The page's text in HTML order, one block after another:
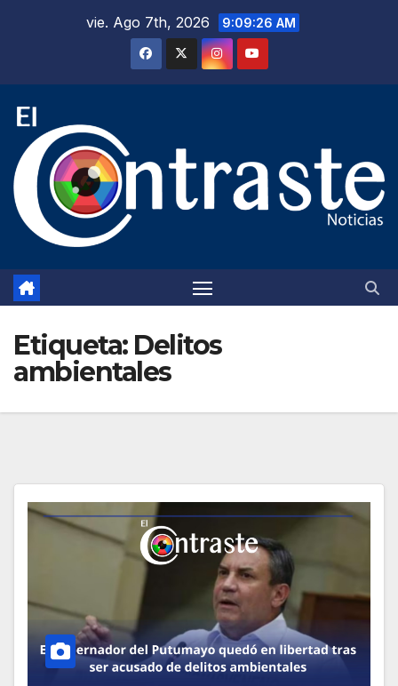
vie. Ago 7th, 2026 9:09:27 AM
Etiqueta: Delitos
ambientales